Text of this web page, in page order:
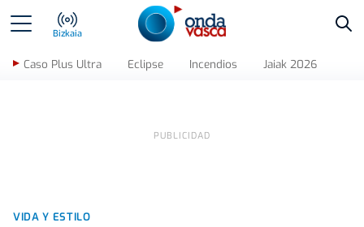
Bizkaia
Caso Plus Ultra Eclipse Incendios Jaiak 2026
VIDA Y ESTILO